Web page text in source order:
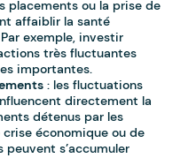
placements ou la prise de
affaiblir la santé
exemple, investir
très fluctuantes
importantes.
: les fluctuations
directement la
détenus par les
crise économique ou de
peuvent s’accumuler